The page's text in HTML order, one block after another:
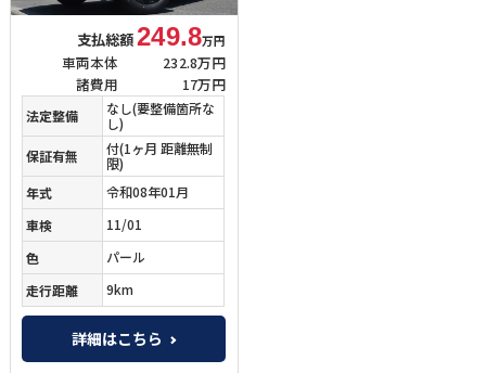
支払総額249.8万円
車両本体
232.8万円
諸費用
17万円
法定整備
なし(要整備箇所な
し)
保証有無
付(1ヶ月 距離無制
限)
年式
令和08年01月
車検
11/01
色
パール
走行距離
9km
詳細はこちら